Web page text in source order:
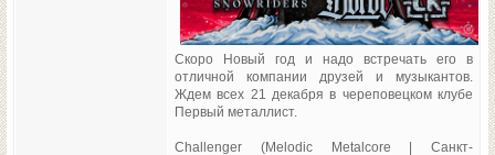
Скоро Новый год и надо встречать его в
отличной компании друзей и музыкантов.
Ждем всех 21 декабря в череповецком клубе
Первый металлист.
Challenger (Melodic Metalcore | Санкт-